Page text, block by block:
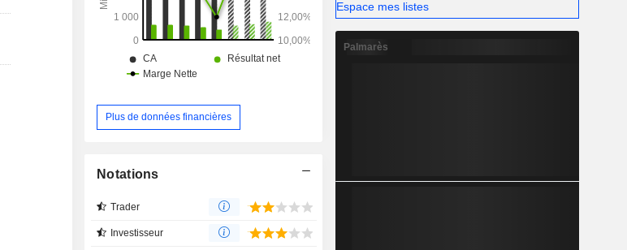
Plus de données financières
Notations
Trader
Investisseur
Espace mes listes
Palmarès